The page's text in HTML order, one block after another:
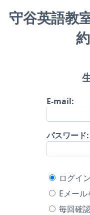
守谷英語教
E-mail:
パスワード:
ログイ
Eメー
毎回確